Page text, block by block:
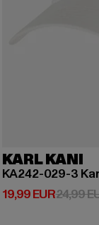
KARL KANI
19,99 EUR
Derzeitiger Preis:
24,99